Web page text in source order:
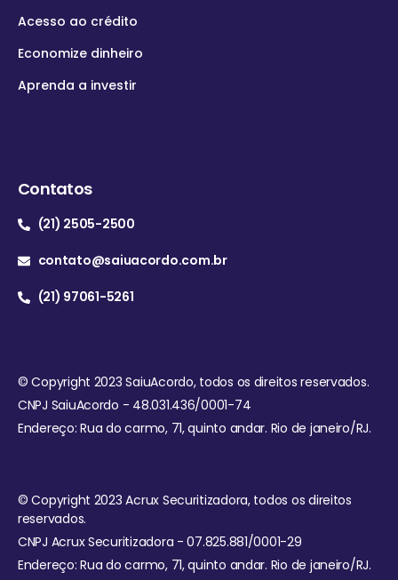
Acesso ao crédito
Economize dinheiro
Aprenda a investir
Contatos
(21) 2505-2500
contato@saiuacordo.com.br
(21) 97061-5261
© Copyright 2023 SaiuAcordo, todos os direitos reservados.
CNPJ SaiuAcordo - 48.031.436/0001-74
Endereço: Rua do carmo, 71, quinto andar. Rio de janeiro/RJ.
© Copyright 2023 Acrux Securitizadora, todos os direitos
reservados.
CNPJ Acrux Securitizadora - 07.825.881/0001-29
Endereço: Rua do carmo, 71, quinto andar. Rio de janeiro/RJ.